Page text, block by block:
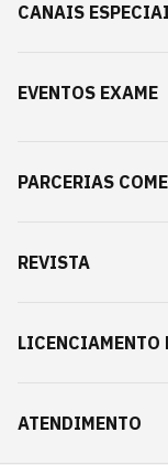
CANAIS
EVENTOS EXAME
PARCERIAS
REVISTA
LICENCIAMENTO
ATENDIMENTO